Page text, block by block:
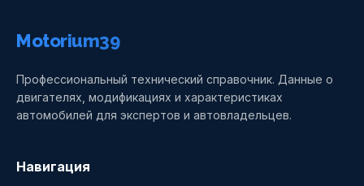
Motorium39
Профессиональный технический справочник. Данные о
двигателях, модификациях и характеристиках
автомобилей для экспертов и автовладельцев.
Навигация